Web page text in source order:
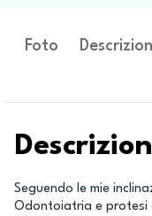
Foto
Seguendo le mie
Odontoiatria e protesi